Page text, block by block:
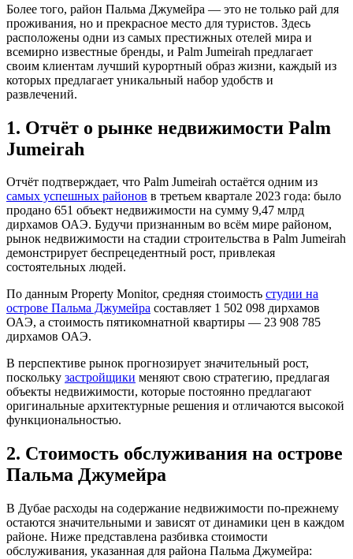
Более того, район Пальма Джумейра — это не только рай для
проживания, но и прекрасное место для туристов. Здесь
расположены одни из самых престижных отелей мира и
всемирно известные бренды, и Palm Jumeirah предлагает
своим клиентам лучший курортный образ жизни, каждый из
которых предлагает уникальный набор удобств и
развлечений.
1. Отчёт о рынке недвижимости Palm
Jumeirah
Отчёт подтверждает, что Palm Jumeirah остаётся одним из
самых успешных районов в третьем квартале 2023 года: было
продано 651 объект недвижимости на сумму 9,47 млрд
дирхамов ОАЭ. Будучи признанным во всём мире районом,
рынок недвижимости на стадии строительства в Palm Jumeirah
демонстрирует беспрецедентный рост, привлекая
состоятельных людей.
По данным Property Monitor, средняя стоимость студии на
острове Пальма Джумейра составляет 1 502 098 дирхамов
ОАЭ, а стоимость пятикомнатной квартиры — 23 908 785
дирхамов ОАЭ.
В перспективе рынок прогнозирует значительный рост,
поскольку застройщики меняют свою стратегию, предлагая
объекты недвижимости, которые постоянно предлагают
оригинальные архитектурные решения и отличаются высокой
функциональностью.
2. Стоимость обслуживания на острове
Пальма Джумейра
В Дубае расходы на содержание недвижимости по-прежнему
остаются значительными и зависят от динамики цен в каждом
районе. Ниже представлена разбивка стоимости
обслуживания, указанная для района Пальма Джумейра: